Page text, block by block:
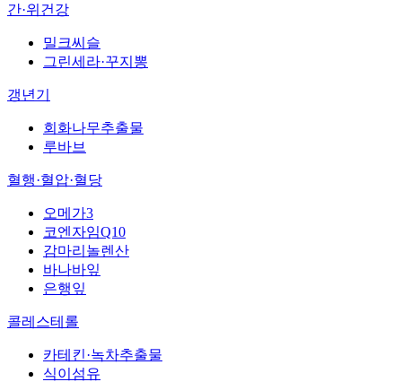
간·위건강
밀크씨슬
그린세라·꾸지뽕
갱년기
회화나무추출물
루바브
혈행·혈압·혈당
오메가3
코엔자임Q10
감마리놀렌산
바나바잎
은행잎
콜레스테롤
카테킨·녹차추출물
식이섬유